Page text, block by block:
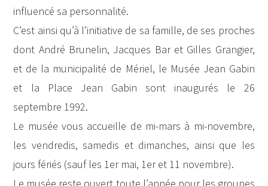
influencé sa personnalité.
C’est ainsi qu’à l’initiative de sa famille, de ses proches
dont André Brunelin, Jacques Bar et Gilles Grangier,
et de la municipalité de Mériel, le Musée Jean Gabin
et la Place Jean Gabin sont inaugurés le 26
septembre 1992.
Le musée vous accueille de mi-mars à mi-novembre,
les vendredis, samedis et dimanches, ainsi que les
jours fériés (sauf les 1er mai, 1er et 11 novembre).